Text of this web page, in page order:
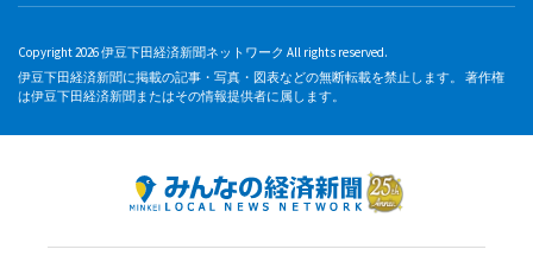
Copyright 2026 伊豆下田経済新聞ネットワーク All rights reserved.
伊豆下田経済新聞に掲載の記事・写真・図表などの無断転載を禁止します。 著作権
は伊豆下田経済新聞またはその情報提供者に属します。